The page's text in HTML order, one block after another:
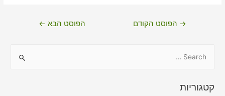
ניווט→ הפוסט הקודם הפוסט הבא ←
r
קטגוריות